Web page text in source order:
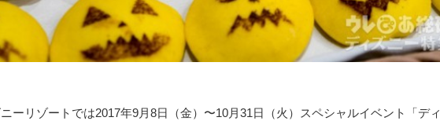
ーリゾートでは2017年9月8日（金）〜10月31日（火）スペシャルイベント「ディ